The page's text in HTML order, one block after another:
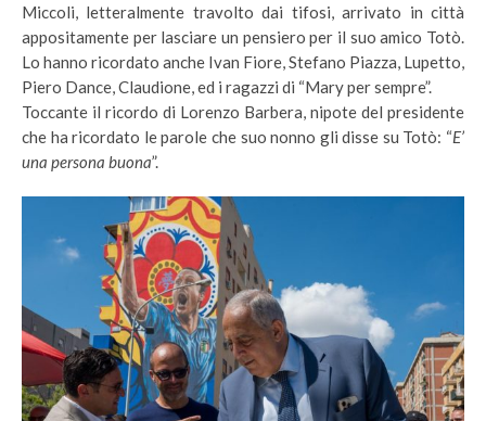
Miccoli, letteralmente travolto dai tifosi, arrivato in città
appositamente per lasciare un pensiero per il suo amico Totò.
Lo hanno ricordato anche Ivan Fiore, Stefano Piazza, Lupetto,
Piero Dance, Claudione, ed i ragazzi di “Mary per sempre”.
Toccante il ricordo di Lorenzo Barbera, nipote del presidente
che ha ricordato le parole che suo nonno gli disse su Totò: “E’
una persona buona”.